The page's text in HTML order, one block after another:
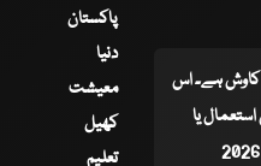
کی کاوش ہے۔ اس
یا
پاکستان
دنیا
معیشت
کھیل
تعلیم